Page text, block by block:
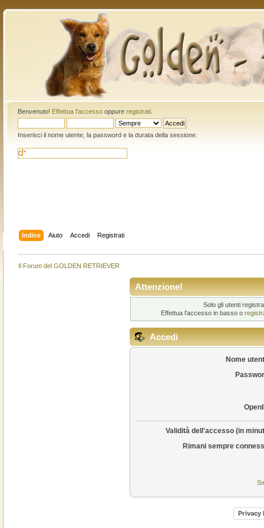
Benvenuto! Effettua l'accessooppure registrati.
Inserisci il nome utente, la password e la durata della sessione.
Indice Aiuto Accedi Registrati
Il Forum del GOLDEN RETRIEVER
Attenzione!
Solo gli utenti
Effettua l'accesso in basso o
Accedi
Nome
Validità dell'accesso (in
Rimani sempre
Privacy